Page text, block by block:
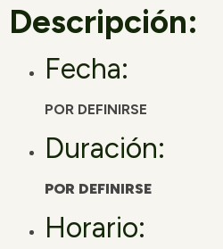
Descripción:
Fecha:
POR DEFINIRSE
Duración:
POR DEFINIRSE
Horario: